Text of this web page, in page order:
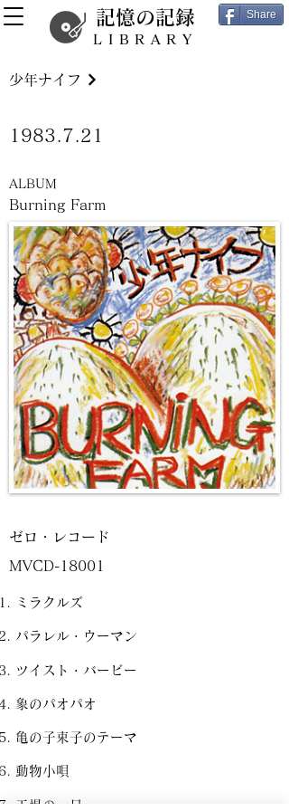
記憶の記録
LIBRARY
Share
Burning Farm
ミラクルズ
パラレル・ウーマン
ツイスト・バービー
象のパオパオ
亀の子束子のテーマ
動物小唄
工場の一日
少年ナイフ
1983.7.21
ALBUM
ゼロ・レコード
MVCD-18001